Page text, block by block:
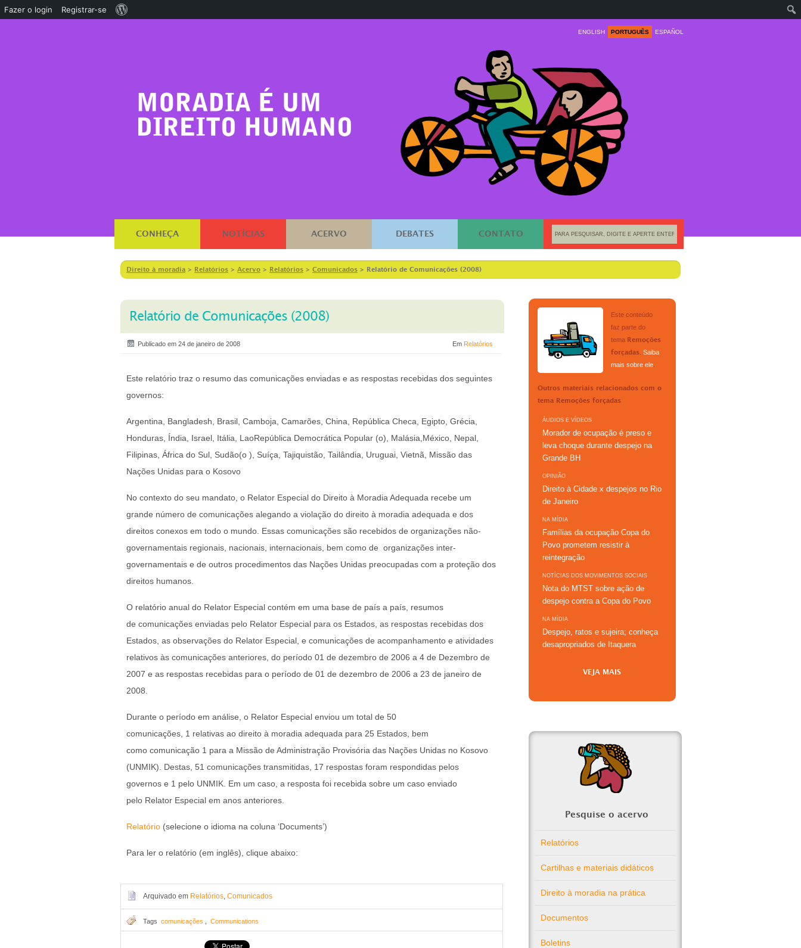
ENGLISH PORTUGUÊS ESPAÑOL
CONHEÇA NOTÍCIAS ACERVO DEBATES CONTATO
Direito à moradia > Relatórios > Acervo > Relatórios > Comunicados > Relatório de Comunicações (2008)
Relatório de Comunicações (2008)
Publicado em 24 de janeiro de 2008 Em Relatórios
Este relatório traz o resumo das comunicações enviadas e as respostas recebidas dos seguintes
governos:
Argentina, Bangladesh, Brasil, Camboja, Camarões, China, República Checa, Egipto, Grécia,
Honduras, Índia, Israel, Itália, LaoRepública Democrática Popular (o), Malásia,México, Nepal,
Filipinas, África do Sul, Sudão(o ), Suíça, Tajiquistão, Tailândia, Uruguai, Vietnã, Missão das
Nações Unidas para o Kosovo
No contexto do seu mandato, o Relator Especial do Direito à Moradia Adequada recebe um
grande número de comunicações alegando a violação do direito à moradia adequada e dos
direitos conexos em todo o mundo. Essas comunicações são recebidos de organizações não-
governamentais regionais, nacionais, internacionais, bem como de organizações inter-
governamentais e de outros procedimentos das Nações Unidas preocupadas com a proteção dos
direitos humanos.
O relatório anual do Relator Especial contém em uma base de país a país, resumos
de comunicações enviadas pelo Relator Especial para os Estados, as respostas recebidas dos
Estados, as observações do Relator Especial, e comunicações de acompanhamento e atividades
relativos às comunicações anteriores, do período 01 de dezembro de 2006 a 4 de Dezembro de
2007 e as respostas recebidas para o período de 01 de dezembro de 2006 a 23 de janeiro de
2008.
Durante o período em análise, o Relator Especial enviou um total de 50
comunicações, 1 relativas ao direito à moradia adequada para 25 Estados, bem
como comunicação 1 para a Missão de Administração Provisória das Nações Unidas no Kosovo
(UNMIK). Destas, 51 comunicações transmitidas, 17 respostas foram respondidas pelos
governos e 1 pelo UNMIK. Em um caso, a resposta foi recebida sobre um caso enviado
pelo Relator Especial em anos anteriores.
Relatório (selecione o idioma na coluna ‘Documents’)
Para ler o relatório (em inglês), clique abaixo:
Arquivado em Relatórios, Comunicados
Tags comunicações Communications
Este conteúdo
faz parte do
tema Remoções
forçadas Saiba
mais sobre ele
Outros materiais relacionados com o
tema Remoções forçadas
ÁUDIOS E VÍDEOS
Morador de ocupação é preso e
leva choque durante despejo na
Grande BH
OPINIÃO
Direito à Cidade x despejos no Rio
de Janeiro
NA MÍDIA
Famílias da ocupação Copa do
Povo prometem resistir à
reintegração
NOTÍCIAS DOS MOVIMENTOS SOCIAIS
Nota do MTST sobre ação de
despejo contra a Copa do Povo
NA MÍDIA
Despejo, ratos e sujeira; conheça
desapropriados de Itaquera
VEJA MAIS
Pesquise o acervo
Relatórios
Cartilhas e materiais didáticos
Direito à moradia na prática
Documentos
Boletins
Fazer o login Registrar-se